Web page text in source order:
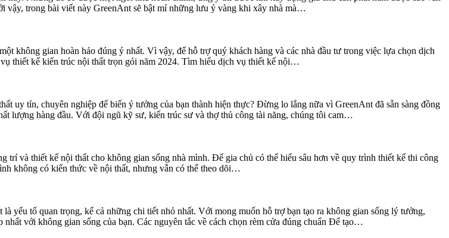
vậy, trong bài viết này GreenAnt sẽ bật mí những lưu ý vàng khi xây nhà mà…
không gian hoàn hảo đúng ý nhất. Vì vậy, để hỗ trợ quý khách hàng và các nhà đầu tư trong việc lựa chọn dịch
thiết kế kiến trúc nội thất trọn gói năm 2024. Tìm hiểu dịch vụ thiết kế nội…
uy tín, chuyên nghiệp để biến ý tưởng của bạn thành hiện thực? Đừng lo lắng nữa vì GreenAnt đã sẵn sàng đồng
lượng hàng đầu. Với đội ngũ kỹ sư, kiến trúc sư và thợ thủ công tài năng, chúng tôi cam…
trí và thiết kế nội thất cho không gian sống nhà mình. Để gia chủ có thể hiểu sâu hơn về quy trình thiết kế thi công
không có kiến thức về nội thất, nhưng vẫn có thể theo dõi…
yếu tố quan trọng, kể cả những chi tiết nhỏ nhất. Với mong muốn hỗ trợ bạn tạo ra không gian sống lý tưởng,
với không gian sống của bạn. Các nguyên tắc về cách chọn rèm cửa đúng chuẩn Để tạo…